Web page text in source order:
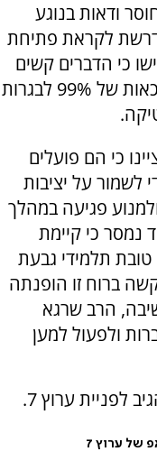
ודאות בנוגע
לקראת פתיחת
כי הדברים קשים
במיוחד נוכח הישגי הישיבה, ובהם זכאות של 99% לבגרות
כי הם פועלים
לשמור על יציבות
פגיעה במהלך
נמסר כי קיימת
תלמידי גבעת
ברוח זו הופנתה
הרב שרגא
ולפעול למען
לפניית ערוץ 7.
של ערוץ 7